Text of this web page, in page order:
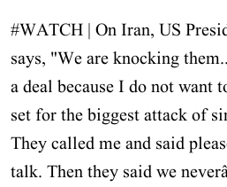
#WATCH | On Iran, US
says, "We are knocking
a deal because I do not want
set for the biggest attack of
They called me and said
talk. Then they said we